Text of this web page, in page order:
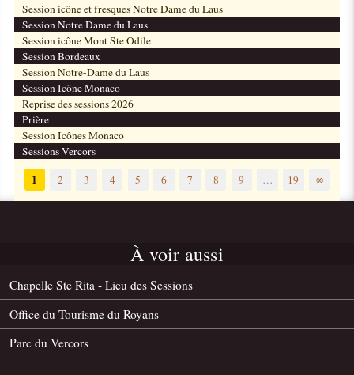
Session icône et fresques Notre Dame du Laus
Session Notre Dame du Laus
Session icône Mont Ste Odile
Session Bordeaux
Session Notre-Dame du Laus
Session Icône Monaco
Reprise des sessions 2026
Prière
Session Icônes Monaco
Sessions Vercors
1 2 3 4 5 6 7 8 9 … 19 ∞
À voir aussi
Chapelle Ste Rita - Lieu des Sessions
Office du Tourisme du Royans
Parc du Vercors